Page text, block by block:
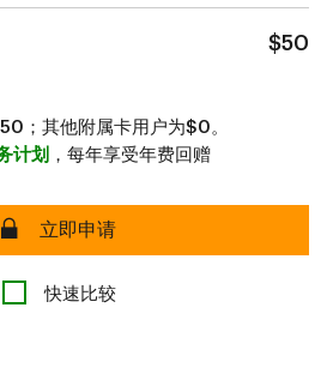
$50
；其他附属卡用户为$0 。
计划 ，每年享受年费回赠
安全 立即申请
快速比较